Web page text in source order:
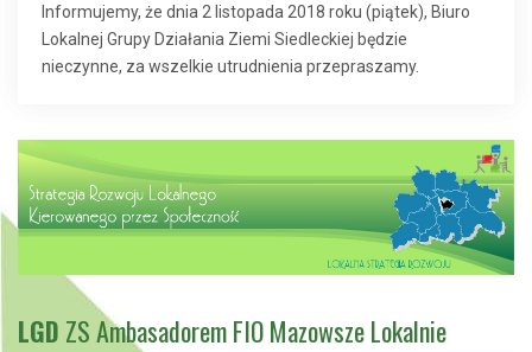
Informujemy, że dnia 2 listopada 2018 roku (piątek), Biuro
Lokalnej Grupy Działania Ziemi Siedleckiej będzie
nieczynne, za wszelkie utrudnienia przepraszamy.
LGD ZS Ambasadorem FIO Mazowsze Lokalnie